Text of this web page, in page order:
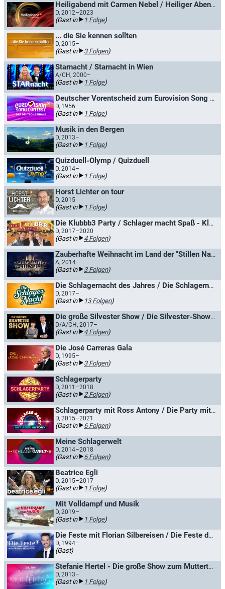
Heiligabend mit Carmen Nebel / Heiliger Abend mit Carmen Nebel
D, 2012–2023
(Gast in 1 Folge)
... die Sie kennen sollten
D, 2015–
(Gast in 3 Folgen)
Starnacht / Starnacht in Wien
A/CH, 2000–
(Gast in 1 Folge)
Deutscher Vorentscheid zum Eurovision Song Contest / Deutscher Vorentscheid zum Grand Prix Eurovision de la Chanson
D, 1956–
(Gast in 1 Folge)
Musik in den Bergen
D, 2013–
(Gast in 1 Folge)
Quizduell-Olymp / Quizduell
D, 2014–
(Gast in 1 Folge)
Horst Lichter on tour
D, 2015
(Gast in 1 Folge)
Die Klubbb3 Party / Schlager macht Spaß - Klubbb3 in den Bergen
D, 2017–2020
(Gast in 4 Folgen)
Zauberhafte Weihnacht im Land der "Stillen Nacht"
A, 2014–
(Gast in 3 Folgen)
Die Schlagernacht des Jahres / Die Schlagernacht in der Berliner Waldbühne
D, 2017–
(Gast in 13 Folgen)
Die große Silvester Show / Die Silvester-Showparty
D/A/CH, 2017–
(Gast in 4 Folgen)
Die José Carreras Gala
D, 1995–
(Gast in 3 Folgen)
Schlagerparty
D, 2011–2018
(Gast in 2 Folgen)
Schlagerparty mit Ross Antony / Die Party mit Ross Antony
D, 2015–2021
(Gast in 6 Folgen)
Meine Schlagerwelt
D, 2014–2018
(Gast in 6 Folgen)
Beatrice Egli
D, 2015–2017
(Gast in 1 Folge)
Mit Volldampf und Musik
D, 2019–
(Gast in 1 Folge)
Die Feste mit Florian Silbereisen / Die Feste der Volksmusik
D, 1994–
(Gast)
Stefanie Hertel - Die große Show zum Muttertag / Alles Liebe zum Muttertag
D, 2013–
(Gast in 1 Folge)